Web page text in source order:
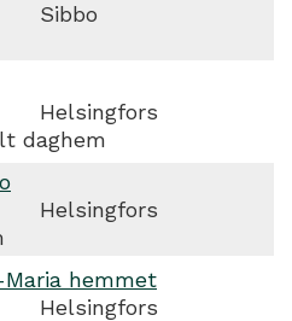
Sibbo
Helsingfors
daghem
Helsingfors
hemmet
Helsingfors